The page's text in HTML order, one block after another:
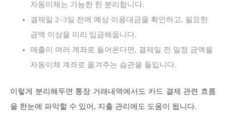
자동이체는 가능한 한 분리합니다.
결제일 2~3일 전에 예상 이용대금을 확인하고, 필요한
금액 이상을 미리 입금해둡니다.
매출이 여러 계좌로 들어온다면, 결제일 전 일정 금액을
자동이체 계좌로 옮겨주는 습관을 들입니다.
이렇게 분리해두면 통장 거래내역에서도 카드 결제 관련 흐름
을 한눈에 파악할 수 있어, 지출 관리에도 도움이 됩니다.